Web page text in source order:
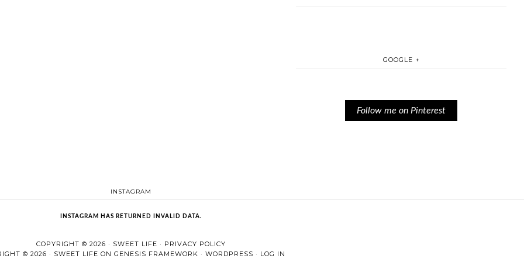
GOOGLE +
Follow me on Pinterest
INSTAGRAM
INSTAGRAM HAS RETURNED INVALID DATA.
COPYRIGHT © 2026 · SWEET LIFE · PRIVACY POLICY
© 2026 · SWEET LIFE ON GENESIS FRAMEWORK · WORDPRESS · LOG IN